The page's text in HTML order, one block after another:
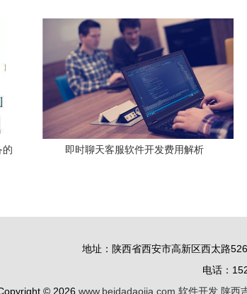
的
即时聊天客服软件开发费用解析
地址：陕西省西安市高新区西太路
电话：
© 2026 www.beidadaojia.com 软件开发 陕西